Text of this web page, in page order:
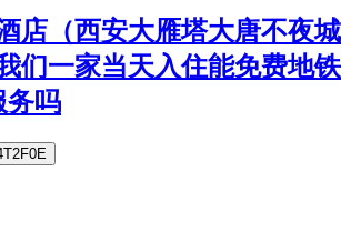
店（西安大雁塔大唐不夜城
们一家当天入住能免费地铁
务吗